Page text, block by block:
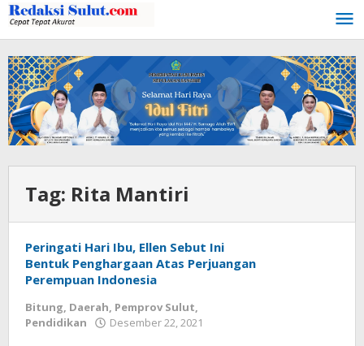
Lewati
ke
konten
Tag: Rita Mantiri
Peringati Hari Ibu, Ellen Sebut Ini
Bentuk Penghargaan Atas Perjuangan
Perempuan Indonesia
Bitung, Daerah, Pemprov Sulut,
Pendidikan
Desember 22, 2021